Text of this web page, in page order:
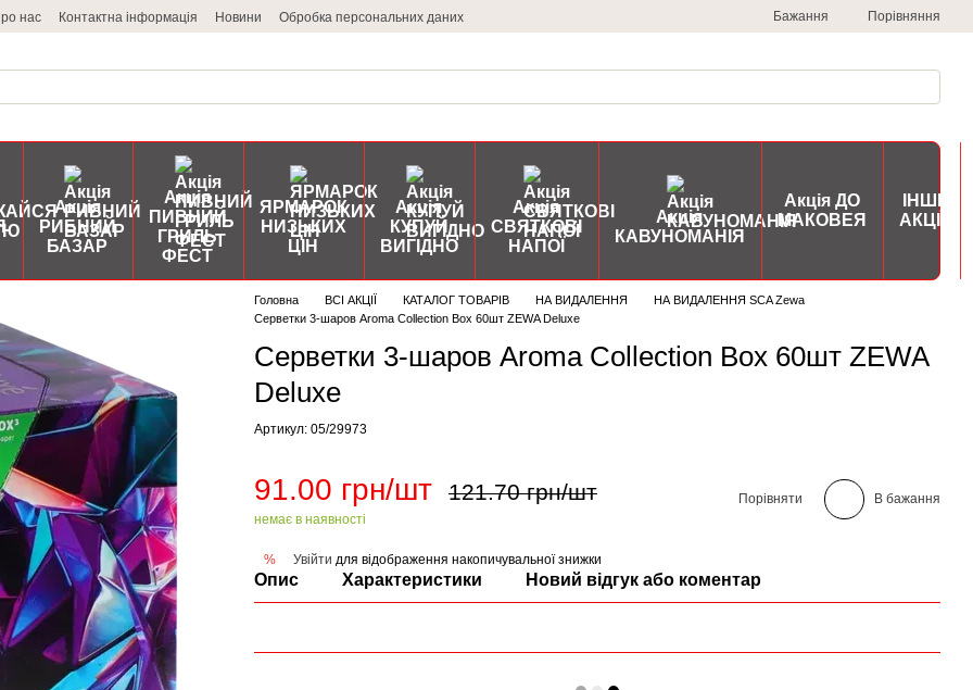
нас Контактна інформація Новини Обробка персональних даних Бажання Порівняння
Акція
РИБНИЙ
БАЗАР
Акція
ПИВНИЙ
ГРИЛЬ
ФЕСТ
ЯРМАРОК
НИЗЬКИХ
ЦІН
Акція
КУПУЙ
ВИГІДНО
Акція
СВЯТКОВІ
НАПОЇ
Акція
КАВУНОМАНІЯ
Акція ДО
МАКОВЕЯ
ІНШІ
АКЦІЇ
Головна ВСІ АКЦІЇ КАТАЛОГ ТОВАРІВ НА ВИДАЛЕННЯ
НА ВИДАЛЕННЯ SCA Zewa
Серветки 3-шаров Aroma Collection Box 60шт ZEWA Deluxe
Серветки 3-шаров Aroma Collection Box 60шт ZEWA
Deluxe
Артикул: 05/29973
91.00 грн/шт 121.70 грн/шт
немає в наявності
Порівняти В бажання
% Увійти для відображення накопичувальної знижки
Опис Характеристики Новий відгук або коментар